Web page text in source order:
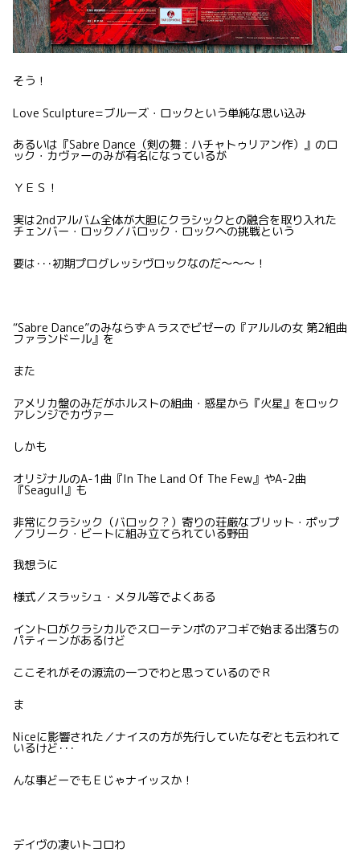
そう！
Love Sculpture=ブルーズ・ロックという単純な思い込み
あるいは『Sabre Dance（剣の舞 : ハチャトゥリアン作）』のロ
ック・カヴァーのみが有名になっているが
ＹＥＳ！
実は2ndアルバム全体が大胆にクラシックとの融合を取り入れた
チェンバー・ロック／バロック・ロックへの挑戦という
要は･･･初期プログレッシヴロックなのだ〜〜〜！
“Sabre Dance”のみならずＡラスでビゼーの『アルルの女 第2組曲
ファランドール』を
また
アメリカ盤のみだがホルストの組曲・惑星から『火星』をロック
アレンジでカヴァー
しかも
オリジナルのA-1曲『In The Land Of The Few』やA-2曲
『Seagull』も
非常にクラシック（バロック？）寄りの荘厳なブリット・ポップ
／フリーク・ビートに組み立てられている野田
我想うに
様式／スラッシュ・メタル等でよくある
イントロがクラシカルでスローテンポのアコギで始まる出落ちの
パティーンがあるけど
ここそれがその源流の一つでわと思っているのでＲ
ま
Niceに影響された／ナイスの方が先行していたなぞとも云われて
いるけど･･･
んな事どーでもＥじゃナイッスか！
デイヴの凄いトコロわ